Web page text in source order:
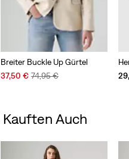
Breiter Buckle Up Gürtel
Sale
37,50 € Original
74,95 €
Auch